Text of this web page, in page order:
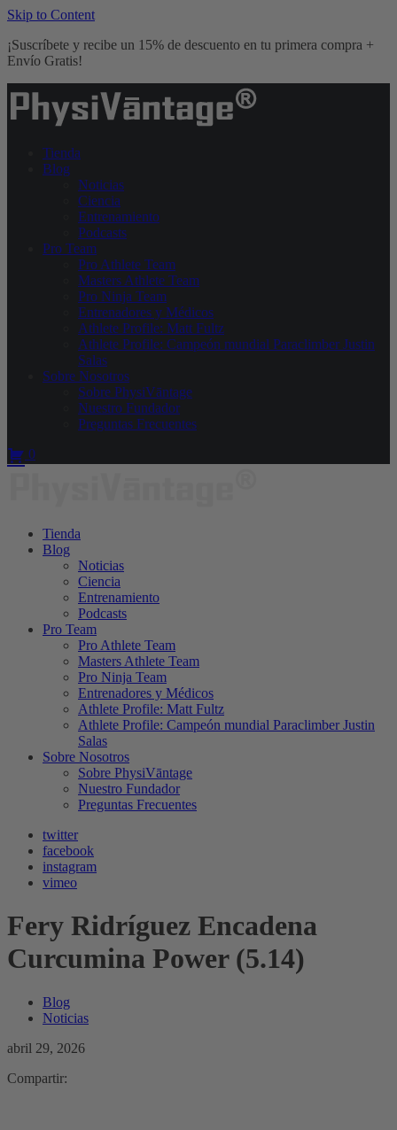
Skip to Content
¡Suscríbete y recibe un 15% de descuento en tu primera compra +
Envío Gratis!
Tienda
Blog
Noticias
Ciencia
Entrenamiento
Podcasts
Pro Team
Pro Athlete Team
Masters Athlete Team
Pro Ninja Team
Entrenadores y Médicos
Athlete Profile: Matt Fultz
Athlete Profile: Campeón mundial Paraclimber Justin
Salas
Sobre Nosotros
Sobre PhysiVāntage
Nuestro Fundador
Preguntas Frecuentes
0
Tienda
Blog
Noticias
Ciencia
Entrenamiento
Podcasts
Pro Team
Pro Athlete Team
Masters Athlete Team
Pro Ninja Team
Entrenadores y Médicos
Athlete Profile: Matt Fultz
Athlete Profile: Campeón mundial Paraclimber Justin
Salas
Sobre Nosotros
Sobre PhysiVāntage
Nuestro Fundador
Preguntas Frecuentes
twitter
facebook
instagram
vimeo
Fery Ridríguez Encadena
Curcumina Power (5.14)
Blog
Noticias
abril 29, 2026
Compartir: